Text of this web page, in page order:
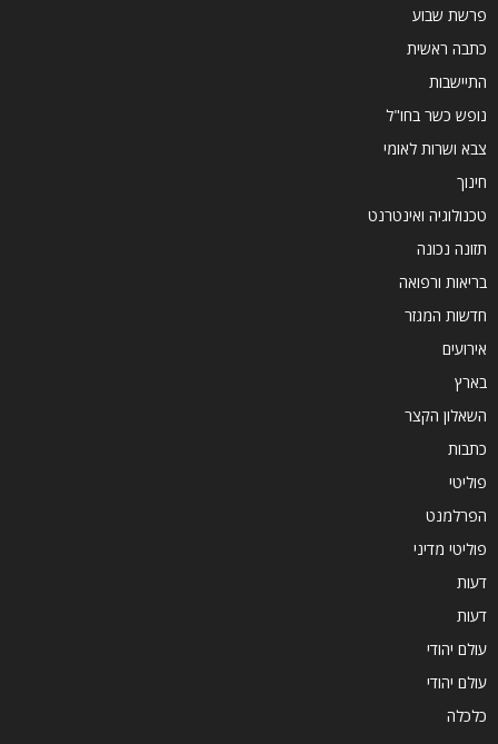
פרשת שבוע
כתבה ראשית
התיישבות
נופש כשר בחו"ל
צבא ושרות לאומי
חינוך
טכנולוגיה ואינטרנט
תזונה נכונה
בריאות ורפואה
חדשות המגזר
אירועים
בארץ
השאלון הקצר
כתבות
פוליטי
הפרלמנט
פוליטי מדיני
דעות
דעות
עולם יהודי
עולם יהודי
כלכלה